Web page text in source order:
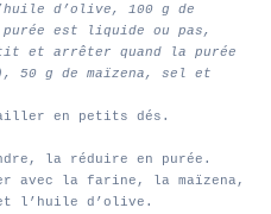
d’olive, 100 g de
est liquide ou pas,
et arrêter quand la purée
50 g de maïzena, sel et
en petits dés.
la réduire en purée.
avec la farine, la maïzena,
l’huile d’olive.